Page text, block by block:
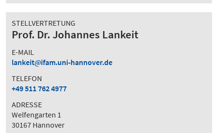
STELLVERTRETUNG
Prof. Dr. Johannes Lankeit
E-MAIL
lankeit
ifam.uni-hannover.de
TELEFON
+49 511 762 4977
ADRESSE
Welfengarten 1
30167 Hannover